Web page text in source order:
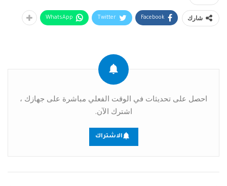
شارك Facebook
Twitter
WhatsApp
احصل على تحديثات في الوقت الفعلي مباشرة على جهازك ،
اشترك الآن.
الاشتراك